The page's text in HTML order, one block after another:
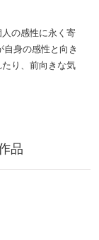
の感性に永く寄
身の感性と向き
り、前向きな気
品